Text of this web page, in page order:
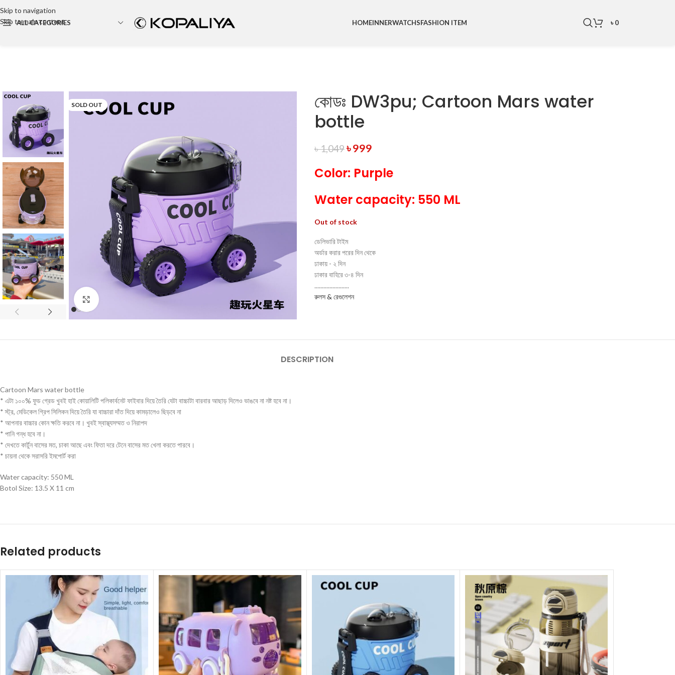
Skip to navigation
Skip to main content
ALL CATEGORIES
Cosmetic bag
Tote Bag
Canvas bag
Wallet
Travel Bag
Hand bag
HOMEINNERWATCHSFASHION ITEM ৳0
SOLD OUT
কোডঃ DW3pu; Cartoon Mars water
bottle
৳1,049৳999
Color: Purple
Water capacity: 550 ML
Out of stock
ডেলিভারি টাইম
অর্ডার করার পরের দিন থেকে
ঢাকায় - ২ দিন
ঢাকার বাহিরে ৩-৪ দিন
.......................
রুলস & রেগুলেশন
DESCRIPTION
Cartoon Mars water bottle
* এটা ১০০% ফুড গ্রেড খুবই হাই কোয়ালিটি পলিকার্বনেট ফাইবার দিয়ে তৈরি যেটা বাচ্চাটা বারবার আছাড় দিলেও ভাঙবে না নষ্ট হবে না।
* স্ট্র, মেডিকেল গ্রিপ সিলিকন দিয়ে তৈরি যা বাচ্চারা দাঁত দিয়ে কামড়ালেও ছিড়বে না
* আপনার বাচ্চার কোন ক্ষতি করবে না। খুবই স্বাস্থ্যসম্মত ও নিরাপদ
* পানি গন্ধ হবে না।
* দেখতে কার্টুন বাসের মত, চাকা আছে এবং ফিতা দরে টেনে বাসের মত খেলা করতে পারবে।
* চায়না থেকে সরাসরি ইমপোর্ট করা
Water capacity: 550 ML
Botol Size: 13.5 X 11 cm
Related products